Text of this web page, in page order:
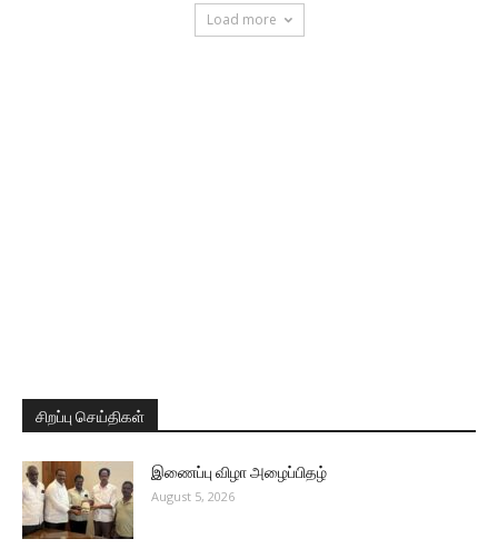
Load more
சிறப்பு செய்திகள்
இணைப்பு விழா அழைப்பிதழ்
August 5, 2026